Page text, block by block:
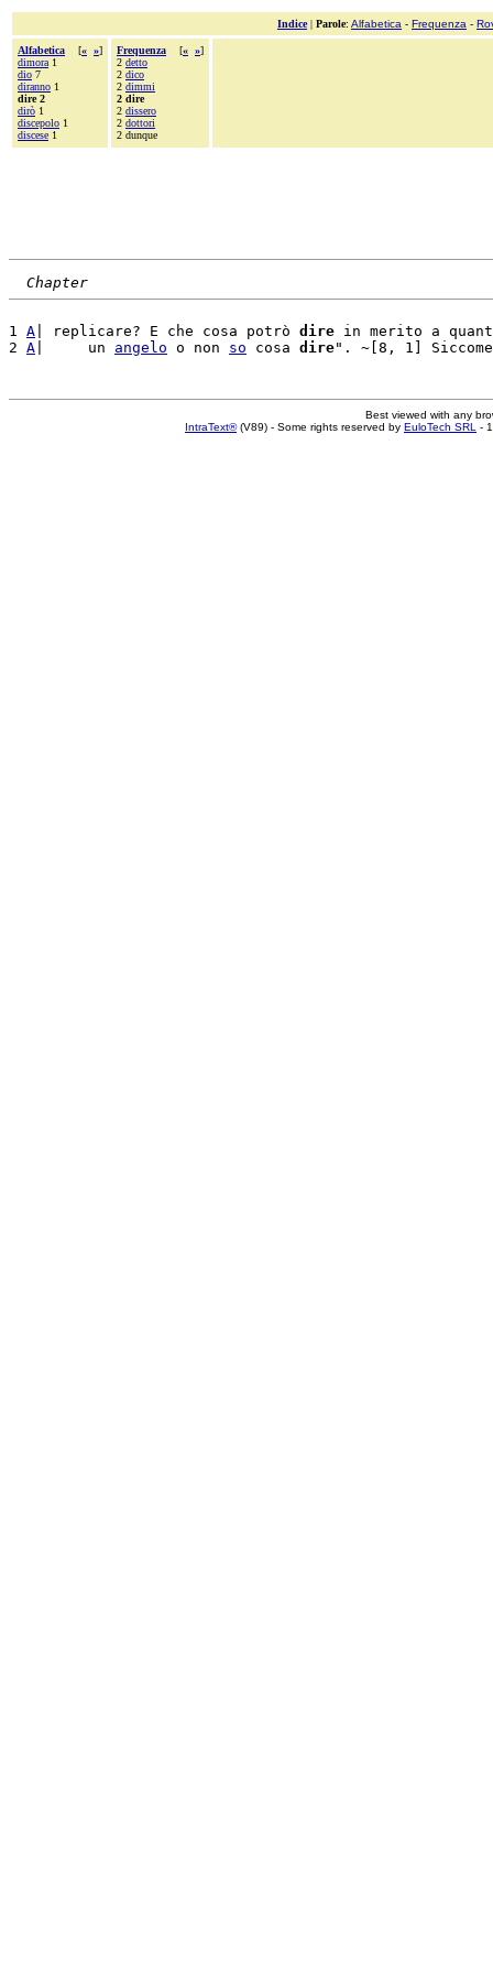
Indice| Parole: Alfabetica - Frequenza -
Alfabetica [« »]
dimora 1
dio 7
diranno 1
dire 2
dirò 1
discepolo 1
discese 1
Frequenza [« »]
2 detto
2 dico
2 dimmi
2 dire
2 dissero
2 dottori
2 dunque
Chapter
1 A | replicare? E che cosa potrò dire in merito a
2 A |     un angelo o non so cosa dire
Best viewed with any
IntraText®(V89) - Some rights reserved by EuloTech SRL -